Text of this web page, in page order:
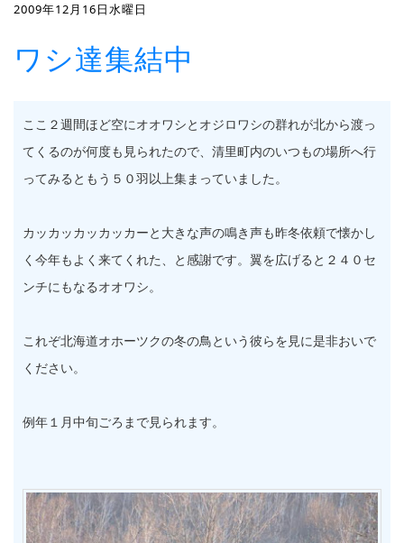
2009年12月16日水曜日
ワシ達集結中
ここ２週間ほど空にオオワシとオジロワシの群れが北から渡っ
てくるのが何度も見られたので、清里町内のいつもの場所へ行
ってみるともう５０羽以上集まっていました。
カッカッカッカッカーと大きな声の鳴き声も昨冬依頼で懐かし
く今年もよく来てくれた、と感謝です。翼を広げると２４０セ
ンチにもなるオオワシ。
これぞ北海道オホーツクの冬の鳥という彼らを見に是非おいで
ください。
例年１月中旬ごろまで見られます。